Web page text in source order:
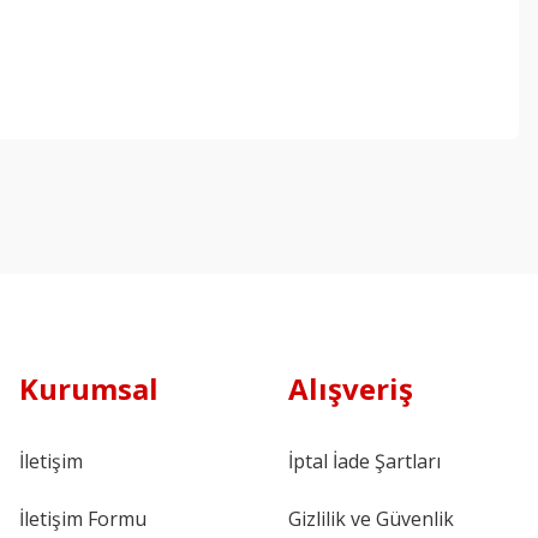
Kurumsal
İletişim
İletişim Formu
Alışveriş
İptal İade Şartları
Gizlilik ve Güvenlik